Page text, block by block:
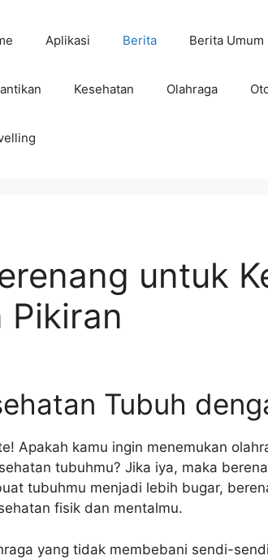
Aplikasi Berita Berita Umum
Kesehatan Olahraga
untuk
Pikiran
Tubuh
Apakah kamu ingin menemukan
tubuhmu? Jika iya, maka
tubuhmu menjadi lebih bugar,
fisik dan mentalmu.
yang tidak membebani sendi-